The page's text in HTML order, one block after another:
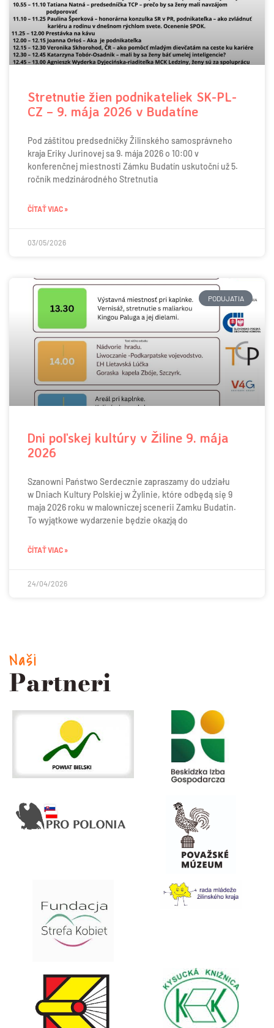
Stretnutie žien podnikateliek SK-PL-
CZ – 9. mája 2026 v Budatíne
Pod záštitou predsedníčky Žilinského samosprávneho
kraja Eriky Jurinovej sa 9. mája 2026 o 10:00 v
konferenčnej miestnosti Zámku Budatín uskutoční už 5.
ročník medzinárodného Stretnutia
ČÍTAŤ VIAC »
03/05/2026
PODUJATIA
Dni poľskej kultúry v Žiline 9. mája
2026
Szanowni Państwo Serdecznie zapraszamy do udziału
w Dniach Kultury Polskiej w Żylinie, które odbędą się 9
maja 2026 roku w malowniczej scenerii Zamku Budatin.
To wyjątkowe wydarzenie będzie okazją do
ČÍTAŤ VIAC »
24/04/2026
Naši
Partneri